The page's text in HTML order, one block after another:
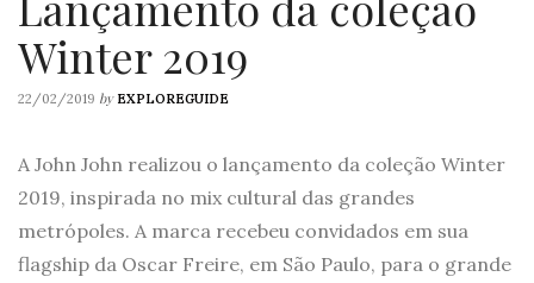
Winter 2019
22/02/2019 by EXPLOREGUIDE
A John John realizou o lançamento da coleção Winter
2019, inspirada no mix cultural das grandes
metrópoles. A marca recebeu convidados em sua
flagship da Oscar Freire, em São Paulo, para o grande